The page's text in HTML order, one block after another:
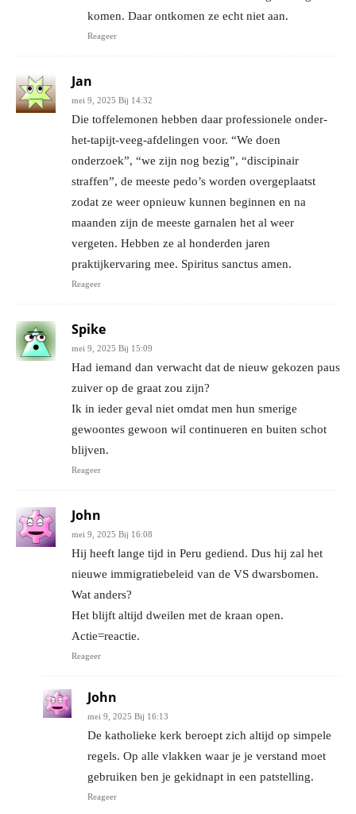
komen. Daar ontkomen ze echt niet aan.
Reageer
Jan
mei 9, 2025 Bij 14:32
Die toffelemonen hebben daar professionele onder-
het-tapijt-veeg-afdelingen voor. “We doen
onderzoek”, “we zijn nog bezig”, “discipinair
straffen”, de meeste pedo’s worden overgeplaatst
zodat ze weer opnieuw kunnen beginnen en na
maanden zijn de meeste garnalen het al weer
vergeten. Hebben ze al honderden jaren
praktijkervaring mee. Spiritus sanctus amen.
Reageer
Spike
mei 9, 2025 Bij 15:09
Had iemand dan verwacht dat de nieuw gekozen paus
zuiver op de graat zou zijn?
Ik in ieder geval niet omdat men hun smerige
gewoontes gewoon wil continueren en buiten schot
blijven.
Reageer
John
mei 9, 2025 Bij 16:08
Hij heeft lange tijd in Peru gediend. Dus hij zal het
nieuwe immigratiebeleid van de VS dwarsbomen.
Wat anders?
Het blijft altijd dweilen met de kraan open.
Actie=reactie.
Reageer
John
mei 9, 2025 Bij 16:13
De katholieke kerk beroept zich altijd op simpele
regels. Op alle vlakken waar je je verstand moet
gebruiken ben je gekidnapt in een patstelling.
Reageer